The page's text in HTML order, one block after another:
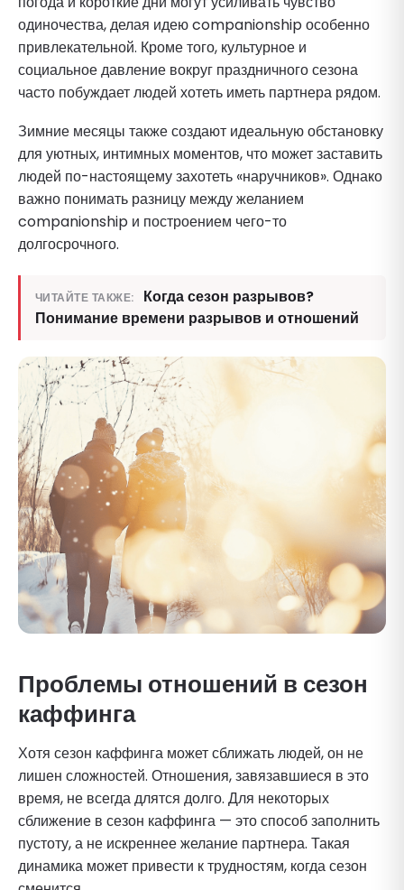
одиночества, делая идею companionship особенно
привлекательной. Кроме того, культурное и
социальное давление вокруг праздничного сезона
часто побуждает людей хотеть иметь партнера рядом.
Зимние месяцы также создают идеальную обстановку
для уютных, интимных моментов, что может заставить
людей по-настоящему захотеть «наручников». Однако
важно понимать разницу между желанием
companionship и построением чего-то
долгосрочного.
ЧИТАЙТЕ ТАКЖЕ:
Когда сезон разрывов?
Понимание времени разрывов и отношений
Проблемы отношений в сезон
каффинга
Хотя сезон каффинга может сближать людей, он не
лишен сложностей. Отношения, завязавшиеся в это
время, не всегда длятся долго. Для некоторых
сближение в сезон каффинга — это способ заполнить
пустоту, а не искреннее желание партнера. Такая
динамика может привести к трудностям, когда сезон